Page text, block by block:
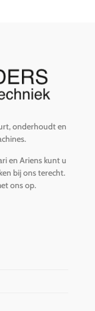
onderhoudt en
en Ariens kunt u
bij ons terecht.
ons op.